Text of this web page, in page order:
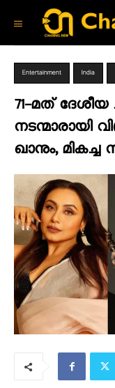
Entertainment India
71-മത് ദേശീയ
നടന്മാരായി
ഖാനും, മികച്ച